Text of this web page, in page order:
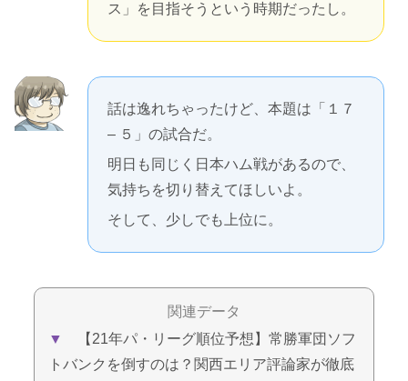
ス」を目指そうという時期だったし。
話は逸れちゃったけど、本題は「１７
– ５」の試合だ。
明日も同じく日本ハム戦があるので、
気持ちを切り替えてほしいよ。
そして、少しでも上位に。
関連データ
▼
【21年パ・リーグ順位予想】常勝軍団ソフ
トバンクを倒すのは？関西エリア評論家が徹底